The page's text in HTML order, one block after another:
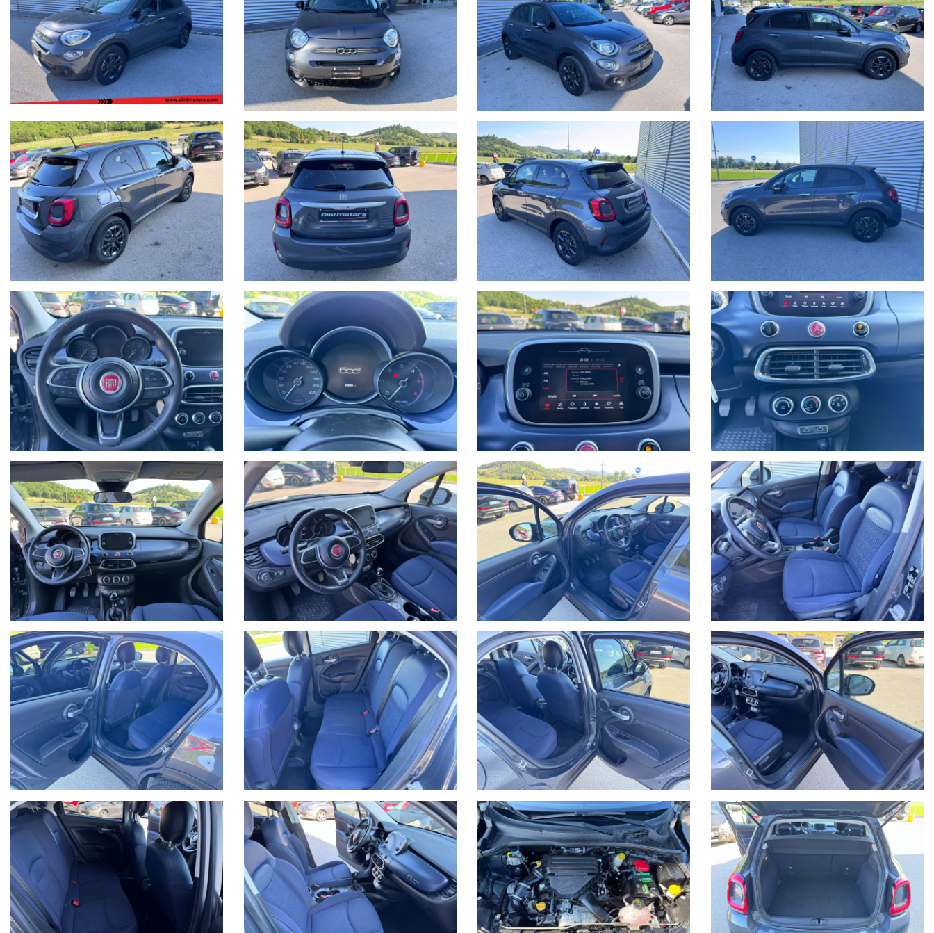
I nostri usati sono rigorosamente controllati e igienizzati prima della consegna, sono coperti da garanzia di conformità europea per 12 mesi, usufruibile su tutto il territorio Italiano, estendibile fino 60 mesi (5
ANNI) con garanzie convenzionali ulteriori.
Ritiriamo o acquistiamo il tuo usato, per richiesta valutazione descrivere la permuta con marca/modello/km/anno/condizioni esterne/interne/meccaniche ed allegare delle foto evidenziando eventuali
difetti/lavori da eseguire.
Possibilità di pagamento con finanziamento o leasing in comode rate personalizzabili, da valutare in sede poichè il calcolatore automatico del sito è puramente indicativo.
Formule finanziarie anche con maxirata o restituzione dopo 2/3/4 anni.
Per gli interessati è gradito contatto telefonico allo 0722810139.
Ci puoi trovare a Sant'Angelo in Vado (PU) presso la nuova sede in Voc. Calvernazzo n° 3 lungo la SS 73 bis accanto alla stazione di servizio Beyfin.
Siamo facilmente raggiungibili in pullman dalla stazione di Pesaro o dalla stazione di Arezzo per il versante tirrenico.
I dettagli dei veicoli inseriti negli annunci dal sistema automatico o dal nostro operatore potrebbero anche differire o presentare qualche errore, pertanto ricordiamo che questo è solo un'annuncio e prima
dell'acquisto, vi invitiamo a verificare in sede di persona sia la correttezza dei dettagli, lo stato dell'auto se volete anche con l'ausilio di un vostro meccanico o referente di fiducia e la disponibilità del veicolo.
Buon acquisto!